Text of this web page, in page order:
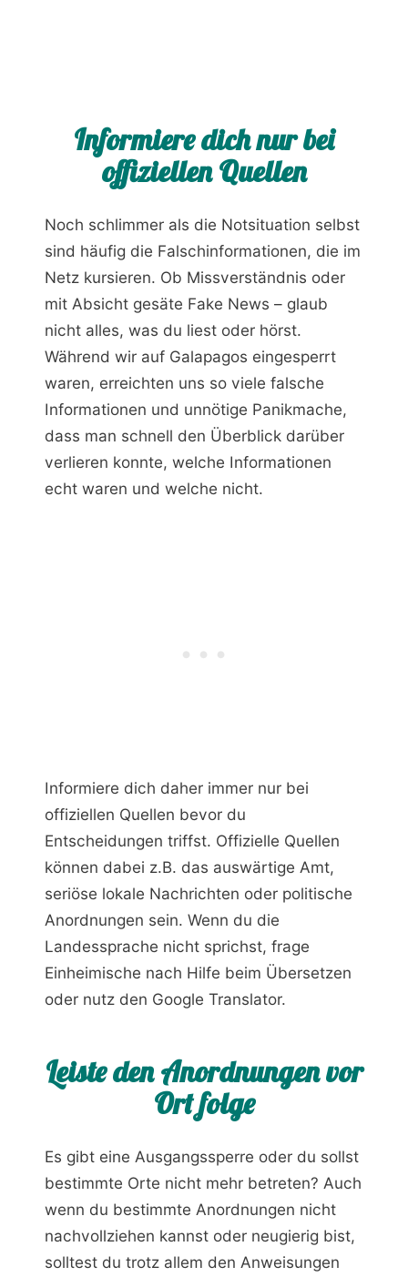
Informiere dich nur bei
offiziellen Quellen
Noch schlimmer als die Notsituation selbst
sind häufig die Falschinformationen, die im
Netz kursieren. Ob Missverständnis oder
mit Absicht gesäte Fake News – glaub
nicht alles, was du liest oder hörst.
Während wir auf Galapagos eingesperrt
waren, erreichten uns so viele falsche
Informationen und unnötige Panikmache,
dass man schnell den Überblick darüber
verlieren konnte, welche Informationen
echt waren und welche nicht.
Informiere dich daher immer nur bei
offiziellen Quellen bevor du
Entscheidungen triffst. Offizielle Quellen
können dabei z.B. das auswärtige Amt,
seriöse lokale Nachrichten oder politische
Anordnungen sein. Wenn du die
Landessprache nicht sprichst, frage
Einheimische nach Hilfe beim Übersetzen
oder nutz den Google Translator.
Leiste den Anordnungen vor
Ort folge
Es gibt eine Ausgangssperre oder du sollst
bestimmte Orte nicht mehr betreten? Auch
wenn du bestimmte Anordnungen nicht
nachvollziehen kannst oder neugierig bist,
solltest du trotz allem den Anweisungen